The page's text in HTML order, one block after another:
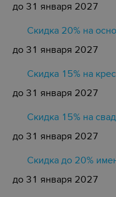
до 31 января 2027
Скидка 20% на
до 31 января 2027
Скидка 15% на
до 31 января 2027
Cкидка 15% на
до 31 января 2027
Скидка до 20%
до 31 января 2027